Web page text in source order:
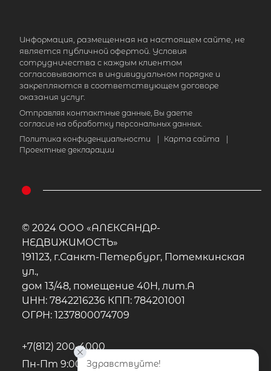
Информация, размещенная на настоящем сайте, не
является публичной офертой. Условия
сотрудничества с каждым клиентом
согласовываются в индивидуальном порядке и
закрепляются в соответствующем договоре
оказания услуг.
Отправляя контактные данные, Вы даете
согласие на обработку персональных данных.
Политика конфиденциальности
Карта сайта
Проектные декларации
© 2024 ООО «АЛЕКСАНДР-
НЕДВИЖИМОСТЬ»
191123, г.Санкт-Петербург, Потемкинская
ул.,
дом 13/48, помещение 40Н, лит.А
ИНН: 7842216236 КПП: 784201001
ОГРН: 1237800074709
+7(812) 200-4000
Пн-Пт 9:00 - 22:00, Сб-Вс 10:00-20:00
Здравствуйте!